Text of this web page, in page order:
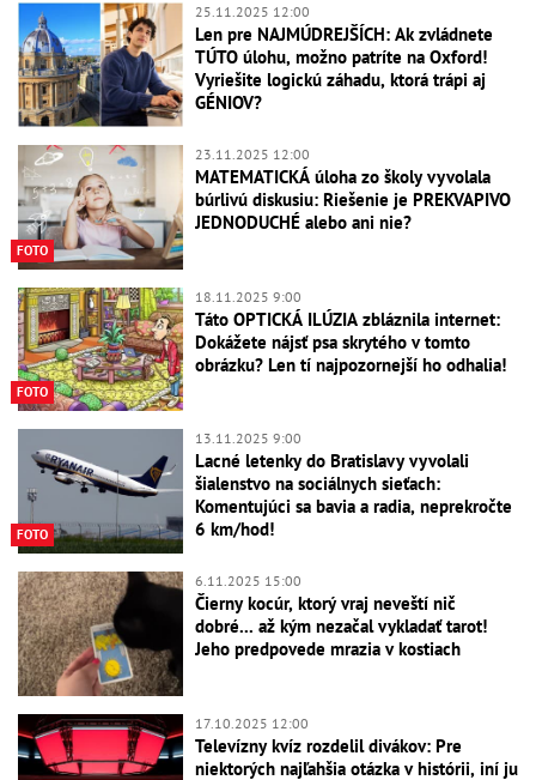
25.11.2025 12:00
Len pre NAJMÚDREJŠÍCH: Ak zvládnete
TÚTO úlohu, možno patríte na Oxford!
Vyriešite logickú záhadu, ktorá trápi aj
GÉNIOV?
FOTO
23.11.2025 12:00
MATEMATICKÁ úloha zo školy vyvolala
búrlivú diskusiu: Riešenie je PREKVAPIVO
JEDNODUCHÉ alebo ani nie?
FOTO
18.11.2025 9:00
Táto OPTICKÁ ILÚZIA zbláznila internet:
Dokážete nájsť psa skrytého v tomto
obrázku? Len tí najpozornejší ho odhalia!
FOTO
13.11.2025 9:00
Lacné letenky do Bratislavy vyvolali
šialenstvo na sociálnych sieťach:
Komentujúci sa bavia a radia, neprekročte
6 km/hod!
6.11.2025 15:00
Čierny kocúr, ktorý vraj neveští nič
dobré... až kým nezačal vykladať tarot!
Jeho predpovede mrazia v kostiach
17.10.2025 12:00
Televízny kvíz rozdelil divákov: Pre
niektorých najľahšia otázka v histórii, iní ju